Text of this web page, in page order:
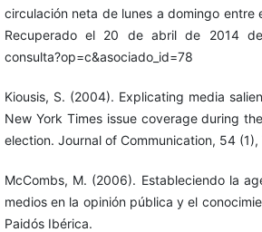
circulación neta de lunes a domingo entre
Recuperado el 20 de abril de 2014
consulta?op=c&asociado_id=78
Kiousis, S. (2004). Explicating media
New York Times issue coverage during
election. Journal of Communication, 54 (1),
McCombs, M. (2006). Estableciendo la
medios en la opinión pública y el
Paidós Ibérica.